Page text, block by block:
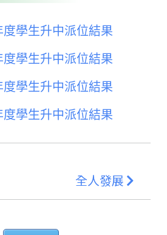
度學生升中派位結果
度學生升中派位結果
度學生升中派位結果
度學生升中派位結果
全人發展